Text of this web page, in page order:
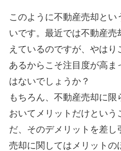
このように不動産売却とい
いです。最近では不動産売
えているのですが、やは
あるからこそ注目度が高ま
はないでしょうか？
もちろん、不動産売却に限
おいてメリットだけという
だ、そのデメリットを差し
売却に関してはメリットの